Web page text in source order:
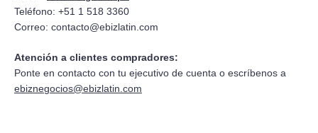
Teléfono: +51 1 518 3360
Correo: contacto@ebizlatin.com
Atención a clientes compradores:
Ponte en contacto con tu ejecutivo de cuenta o escríbenos a
ebiznegocios@ebizlatin.com